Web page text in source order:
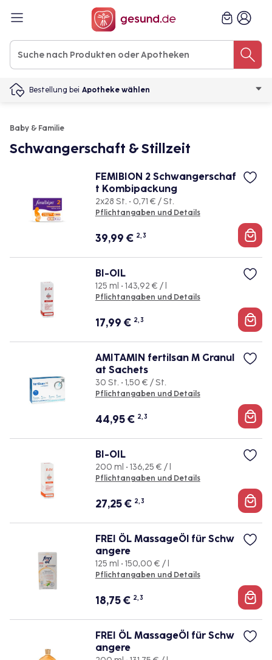
Bestellung bei Apotheke wählen
Baby & Familie
Schwangerschaft & Stillzeit
FEMIBION 2 Schwangerschaf
t Kombipackung
2x28 St. • 0,71 € / St.
Pflichtangaben und Details
39,99 € 2, 3
BI-OIL
125 ml • 143,92 € / l
Pflichtangaben und Details
17,99 € 2, 3
AMITAMIN fertilsan M Granul
at Sachets
30 St. • 1,50 € / St.
Pflichtangaben und Details
44,95€ 2, 3
BI-OIL
200 ml • 136,25 € / l
Pflichtangaben und Details
27,25€ 2, 3
FREI ÖL MassageÖl für Schw
angere
125 ml • 150,00 € / l
Pflichtangaben und Details
18,75€ 2, 3
FREI ÖL MassageÖl für Schw
angere